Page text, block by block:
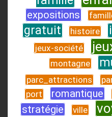
expositions
gratuit histoire
jeux-société
montagne
parc_attractions
port romantique
stratégie
ville